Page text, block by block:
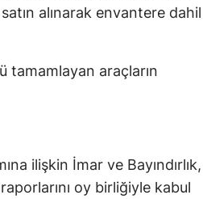
Kırklareli
Kocaeli
Malatya
alınarak envantere dahil
tamamlayan araçların
ilişkin İmar ve Bayındırlık,
oy birliğiyle kabul